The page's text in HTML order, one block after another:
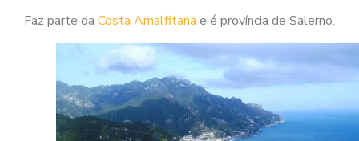
Faz parte da Costa Amalfitana e é província de Salerno.